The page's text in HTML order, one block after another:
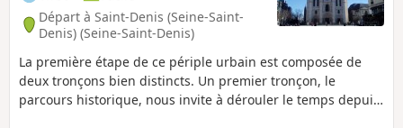
Départ à Saint-Denis (Seine-Saint-
Denis) (Seine-Saint-Denis)
La première étape de ce périple urbain est composée de
deux tronçons bien distincts. Un premier tronçon, le
parcours historique, nous invite à dérouler le temps depuis